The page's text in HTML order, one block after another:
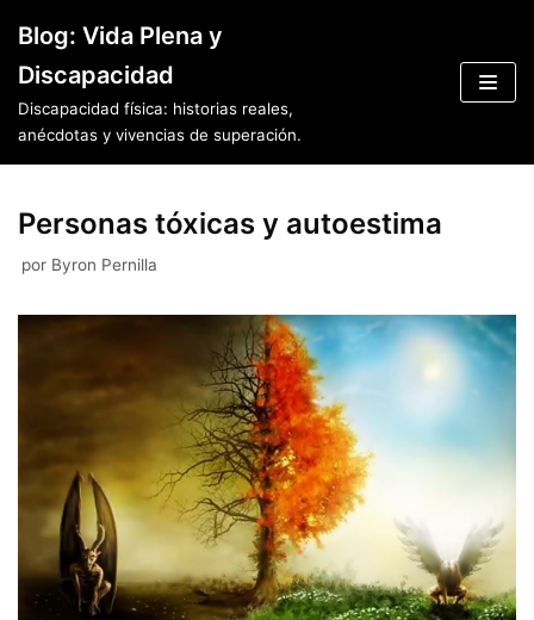
Saltar
al
contenido
Blog: Vida Plena y
Discapacidad
Discapacidad física: historias reales,
anécdotas y vivencias de superación.
Personas tóxicas y autoestima
por Byron Pernilla